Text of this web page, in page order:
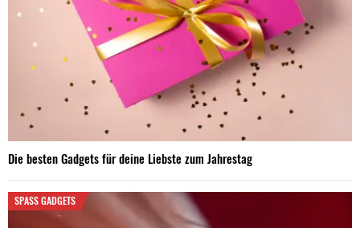
Die besten Gadgets für deine Liebste zum Jahrestag
SPASS GADGETS